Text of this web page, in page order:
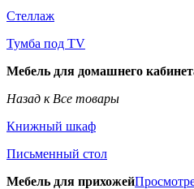
Стеллаж
Тумба под TV
Мебель для домашнего
Назад к Все товары
Книжный шкаф
Письменный стол
Мебель для прихожей